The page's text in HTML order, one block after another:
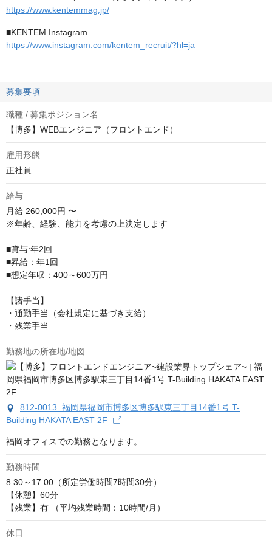
https://www.kentemmag.jp/
■KENTEM Instagram
https://www.instagram.com/kentem_recruit/?hl=ja
募集要項
職種 / 募集ポジション名
【博多】WEBエンジニア（フロントエンド）
雇用形態
正社員
給与
月給 260,000円 〜
※年齢、経験、能力を考慮の上決定します
■賞与:年2回
■昇給：年1回
■想定年収：400～600万円
【諸手当】
・通勤手当（会社規定に基づき支給）
・残業手当
勤務地の所在地/地図
812-0013 福岡県福岡市博多区博多駅東三丁目14番1号 T-
Building HAKATA EAST 2F
福岡オフィスでの勤務となります。
勤務時間
8:30～17:00（所定労働時間7時間30分）
【休憩】60分
【残業】有 （平均残業時間：10時間/月）
休日